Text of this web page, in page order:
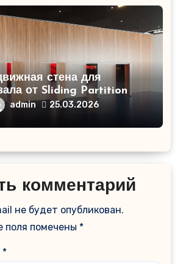
стена для
от Sliding Partition
admin 25.03.2026
комментарий
не будет опубликован.
поля помечены *
*